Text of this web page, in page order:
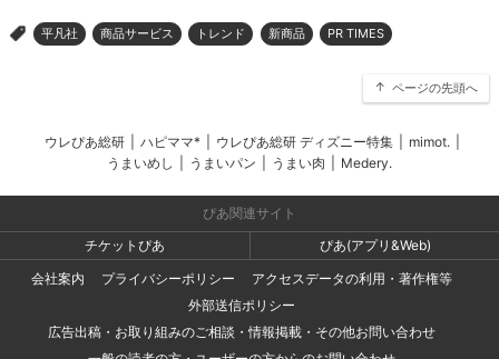
> 平凡社 商品サービス トレンド 新商品 PR TIMES
ページの先頭へ
ウレぴあ総研 ハピママ* ウレぴあ総研 ディズニー特集 mimot.
うまいめし
うまいパン うまい肉 Medery.
ぴあ関連サイト
チケットぴあ
ぴあ(アプリ&Web)
会社案内
プライバシーポリシー
アクセスデータの利用・著作権等
外部送信ポリシー
広告出稿・お取り組みのご相談・情報掲載・その他お問い合わせ